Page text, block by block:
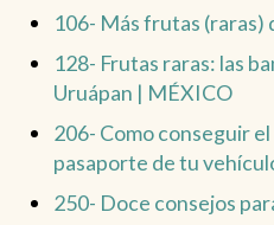
106- Más frutas (raras)
128- Frutas raras: las
Uruápan | MÉXICO
206- Como conseguir
pasaporte de tu
250- Doce consejos